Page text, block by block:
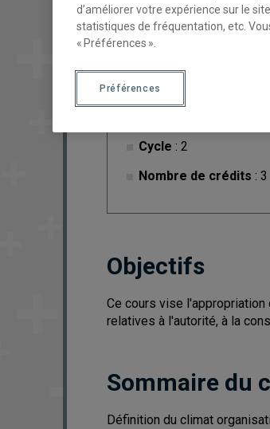
Description
Cycle : 2
Nombre de crédits : 3
Objectifs
Ce cours vise
relatives à l'autorité, à la
Sommaire du
Définition du climat
d’améliorer votre expérience sur le
statistiques de fréquentation, etc.
« Préférences ».
Préférences